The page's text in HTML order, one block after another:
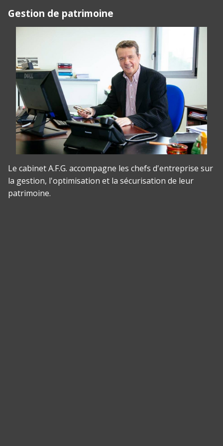
Gestion de patrimoine
Le cabinet A.F.G. accompagne les chefs d'entreprise sur
la gestion, l'optimisation et la sécurisation de leur
patrimoine.